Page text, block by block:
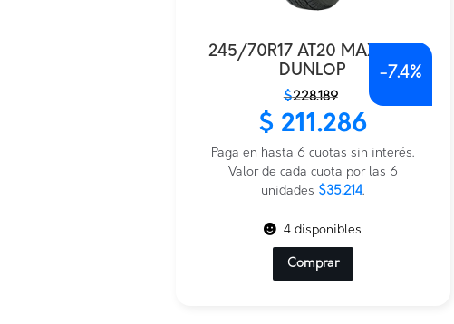
245/70R17 AT20 MAXTREX
DUNLOP
$228.189
era:
$228.189.
es:
$211.286.
$ 211.286
Paga en hasta 6 cuotas sin interés.
Valor de cada cuota por las 6
unidades $35.214.
-7.4%
4 disponibles
Comprar